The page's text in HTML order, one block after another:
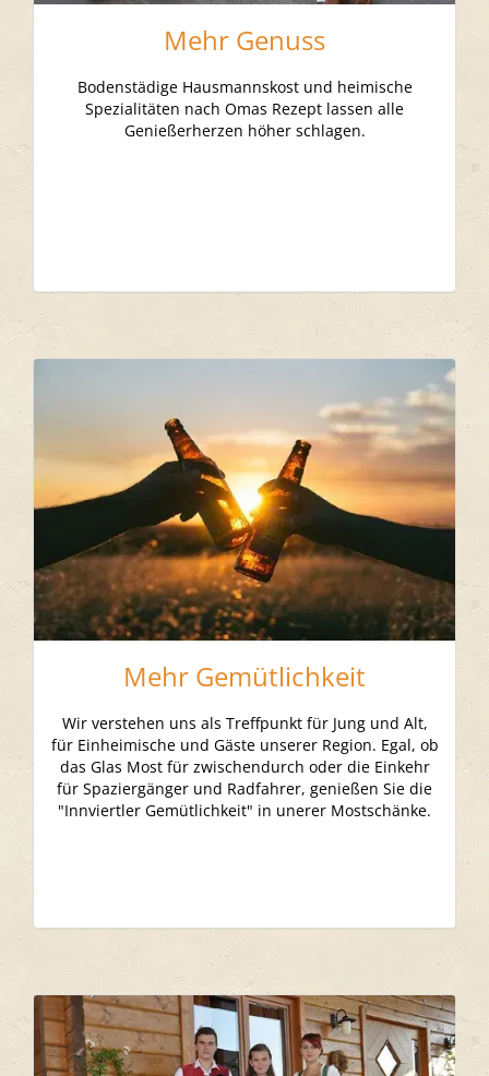
Mehr Genuss
Bodenstädige Hausmannskost und heimische
Spezialitäten nach Omas Rezept lassen alle
Genießerherzen höher schlagen.
Mehr Gemütlichkeit
Wir verstehen uns als Treffpunkt für Jung und Alt,
für Einheimische und Gäste unserer Region. Egal, ob
das Glas Most für zwischendurch oder die Einkehr
für Spaziergänger und Radfahrer, genießen Sie die
"Innviertler Gemütlichkeit" in unerer Mostschänke.